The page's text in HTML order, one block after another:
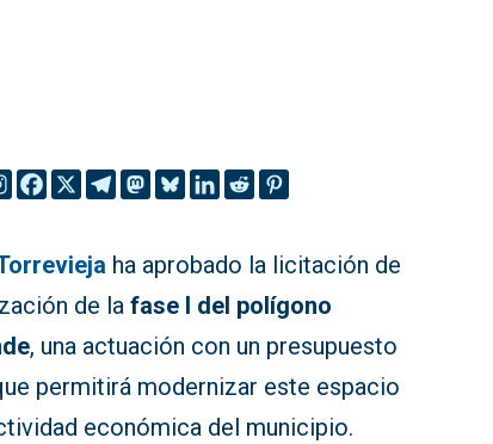
ha aprobado la licitación de
de lafase I del polígono
, una actuación con un presupuesto
permitirá modernizar este espacio
económica del municipio.